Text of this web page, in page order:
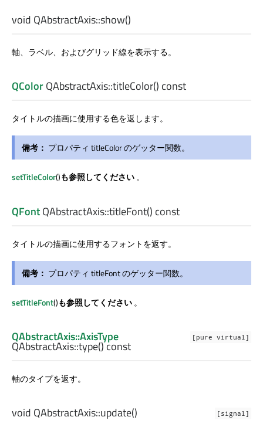
void QAbstractAxis::show()
軸、ラベル、およびグリッド線を表示する。
QColorQAbstractAxis::titleColor() const
タイトルの描画に使用する色を返します。
備考： プロパティ titleColor のゲッター関数。
setTitleColor()も参照してください。
QFontQAbstractAxis::titleFont() const
タイトルの描画に使用するフォントを返す。
備考： プロパティ titleFont のゲッター関数。
setTitleFont()も参照してください。
[pure virtual]
QAbstractAxis::AxisType
QAbstractAxis::type() const
軸のタイプを返す。
[signal]
void QAbstractAxis::update()